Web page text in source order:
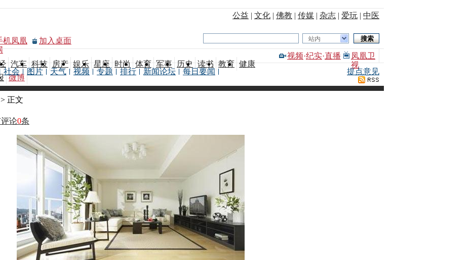
公益 | 文化 | 佛教 | 传媒 | 杂志 | 爱玩 | 中医
机凤凰
加入桌面 站内
汽车 科技 房产 娱乐 星座 时尚 体育 军事 历史 读书 教育 健康
微博
视频·纪实·直播
凤凰卫
视
社会 图片 天气 视频 专题 排行 新闻论坛 每日要闻 提点意见
> 正文
论0条